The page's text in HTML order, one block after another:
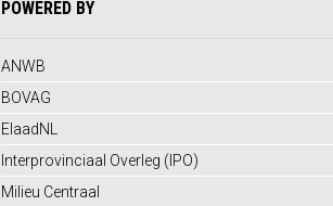
POWERED BY
ANWB
BOVAG
ElaadNL
Interprovinciaal Overleg (IPO)
Milieu Centraal